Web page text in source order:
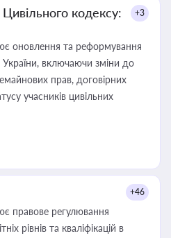
кодексу:
+3
оновлення та реформування
України, включаючи зміни до
прав, договірних
учасників цивільних
+46
правове регулювання
рівнів та кваліфікацій в